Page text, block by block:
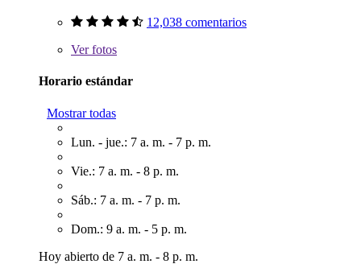
12,038 comentarios
Verfotos
Horario estándar
Mostrar todas
Lun. - jue.: 7 a. m. - 7 p. m.
Vie.: 7 a. m. - 8 p. m.
Sáb.: 7 a. m. - 7 p. m.
Dom.: 9 a. m. - 5 p. m.
Hoy abierto de 7 a. m. - 8 p. m.